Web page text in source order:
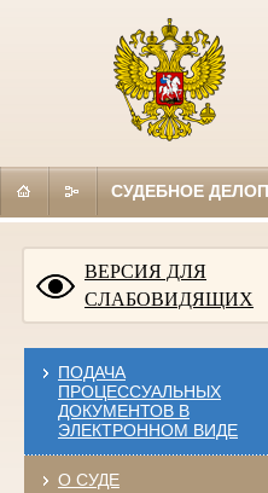
СУДЕБНОЕ
ВЕРСИЯ ДЛЯ
СЛАБОВИДЯЩИХ
ПОДАЧА
ПРОЦЕССУАЛЬНЫХ
ДОКУМЕНТОВ В
ЭЛЕКТРОННОМ ВИДЕ
О СУДЕ